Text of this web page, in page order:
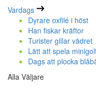
Vardags
Dyrare oxfilé i höst
Han fiskar kräftor
Turister gillar vädret
Lätt att spela
Dags att plocka
Alla Väljare